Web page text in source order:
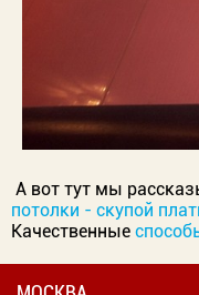
А вот тут мы
потолки - скупой
Качественные